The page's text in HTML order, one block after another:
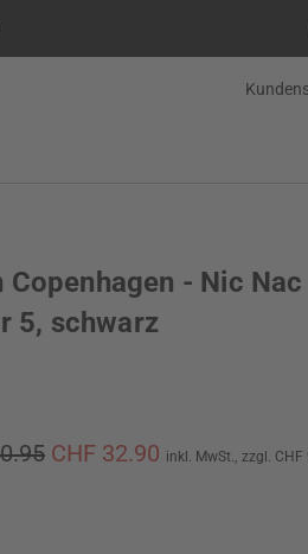
Copenhagen - Nic Nac
5, schwarz
CHF 32.90 inkl. MwSt., zzgl. CHF